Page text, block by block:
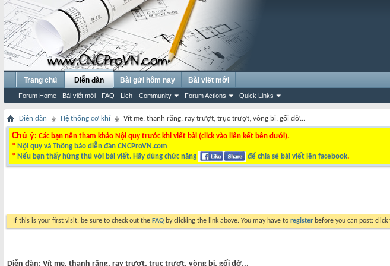
Trang chủ Diễn đàn
Forum Home Bài viết mới FAQ Lịch Community Forum Actions Quick Links
Bài gửi hôm nay Bài viết mới
Diễn đàn Hệ thống cơ khí Vít me, thanh răng, ray trượt, trục trượt, vòng bi, gối đở...
Chú ý: Các bạn nên tham khảo Nội quy trước khi viết bài (click vào liên kết bên dưới).
* Nội quy và Thông báo diễn đàn CNCProVN.com
* Nếu bạn thấy hứng thú với bài viết. Hãy dùng chức năng để chia sẻ bài viết lên facebook.
If this is your first visit, be sure to check out the FAQ by clicking the link above. You may have to register before you can post:
Diễn đàn: Vít me, thanh răng, ray trượt, trục trượt, vòng bi, gối đở...